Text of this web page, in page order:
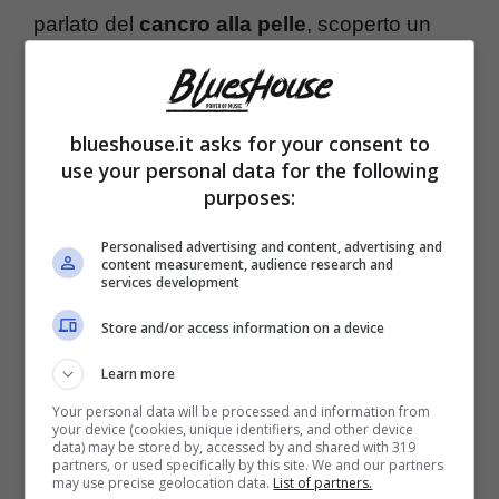
parlato del cancro alla pelle, scoperto un
paio di anni fa. Ciò riporta l’attenzione
sull’importanza di osservare il proprio corpo.
“Pensavo fosse un brufolo, ma per fortuna
l’ho preso in tempo”, ammette l’influencer,
mesi, sanguina, cresce sotto pelle”.
È andato avanti così per mesi,un apparente
brufolo sulla fronte
riduceva, sanguinava spesso, e intanto
cresceva sotto pelle.Un raro tumore, specie
blueshouse.it asks for your consent to
use your personal data for the following
purposes:
Personalised advertising and content, advertising and
content measurement, audience research and
services development
Store and/or access information on a device
Learn more
Your personal data will be processed and information from
your device (cookies, unique identifiers, and other device
data) may be stored by, accessed by and shared with 319
partners, or used specifically by this site. We and our partners
may use precise geolocation data. List of partners.